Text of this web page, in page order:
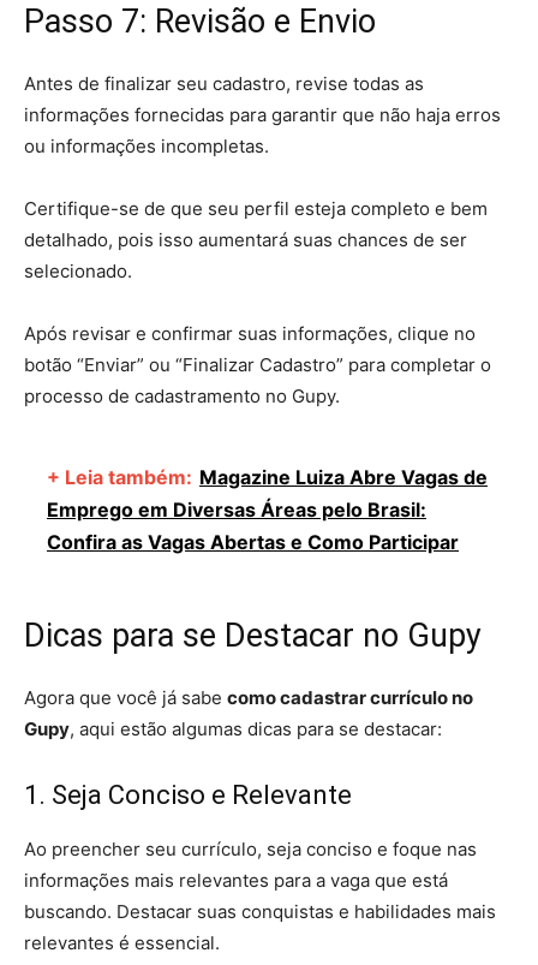
Passo 7: Revisão e Envio
Antes de finalizar seu cadastro, revise todas as
informações fornecidas para garantir que não haja erros
ou informações incompletas.
Certifique-se de que seu perfil esteja completo e bem
detalhado, pois isso aumentará suas chances de ser
selecionado.
Após revisar e confirmar suas informações, clique no
botão “Enviar” ou “Finalizar Cadastro” para completar o
processo de cadastramento no Gupy.
+ Leia também: Magazine Luiza Abre Vagas de
Emprego em Diversas Áreas pelo Brasil:
Confira as Vagas Abertas e Como Participar
Dicas para se Destacar no Gupy
Agora que você já sabe como cadastrar currículo no
Gupy, aqui estão algumas dicas para se destacar:
1. Seja Conciso e Relevante
Ao preencher seu currículo, seja conciso e foque nas
informações mais relevantes para a vaga que está
buscando. Destacar suas conquistas e habilidades mais
relevantes é essencial.